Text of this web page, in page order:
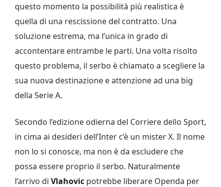
questo momento la possibilità più realistica è
quella di una rescissione del contratto. Una
soluzione estrema, ma l’unica in grado di
accontentare entrambe le parti. Una volta risolto
questo problema, il serbo è chiamato a scegliere la
sua nuova destinazione e attenzione ad una big
della Serie A.
Secondo l’edizione odierna del Corriere dello Sport,
in cima ai desideri dell’Inter c’è un mister X. Il nome
non lo si conosce, ma non è da escludere che
possa essere proprio il serbo. Naturalmente
l’arrivo di Vlahovic potrebbe liberare Openda per